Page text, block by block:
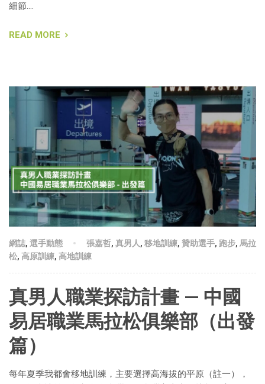
細節….
READ MORE
網誌, 選手動態 張嘉哲, 真男人, 移地訓練, 贊助選手, 跑步, 馬拉
松, 高原訓練, 高地訓練
真男人職業探訪計畫 — 中國
易居職業馬拉松俱樂部（出發
篇）
每年夏季我都會移地訓練，主要選擇高海拔的平原（註一），